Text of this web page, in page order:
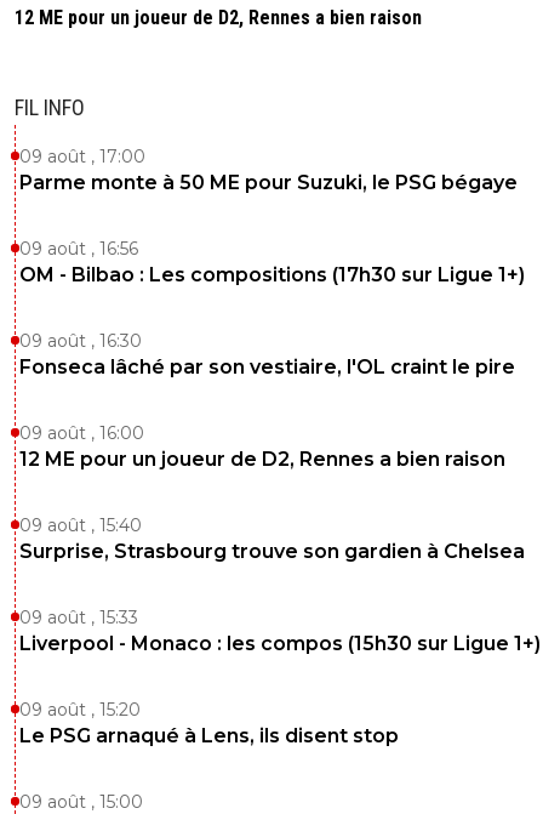
12 ME pour un joueur de D2, Rennes a bien raison
FIL INFO
09 août , 17:00
Parme monte à 50 ME pour Suzuki, le PSG bégaye
09 août , 16:56
OM - Bilbao : Les compositions (17h30 sur Ligue 1+)
09 août , 16:30
Fonseca lâché par son vestiaire, l'OL craint le pire
09 août , 16:00
12 ME pour un joueur de D2, Rennes a bien raison
09 août , 15:40
Surprise, Strasbourg trouve son gardien à Chelsea
09 août , 15:33
Liverpool - Monaco : les compos (15h30 sur Ligue 1+)
09 août , 15:20
Le PSG arnaqué à Lens, ils disent stop
09 août , 15:00